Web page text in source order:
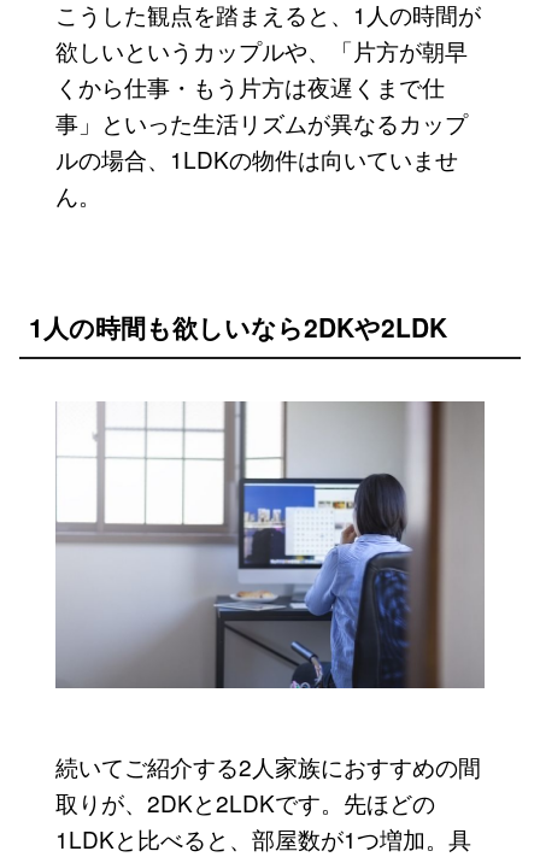
こうした観点を踏まえると、1人の時間が
欲しいというカップルや、「片方が朝早
くから仕事・もう片方は夜遅くまで仕
事」といった生活リズムが異なるカップ
ルの場合、1LDKの物件は向いていませ
ん。
1人の時間も欲しいなら2DKや2LDK
続いてご紹介する2人家族におすすめの間
取りが、2DKと2LDKです。先ほどの
1LDKと比べると、部屋数が1つ増加。具